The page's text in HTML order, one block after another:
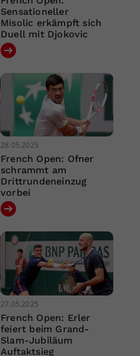
Sensationeller
Misolic erkämpft sich
Duell mit Djokovic
28.05.2025
French Open: Ofner
schrammt am
Drittrundeneinzug
vorbei
27.05.2025
French Open: Erler
feiert beim Grand-
Slam-Jubiläum
Auftaktsieg